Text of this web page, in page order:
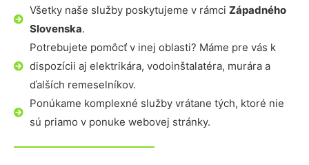
Všetky naše služby poskytujeme v rámci Západného
Slovenska.
Potrebujete pomôcť v inej oblasti? Máme pre vás k
dispozícii aj elektrikára, vodoinštalatéra, murára a
ďalších remeselníkov.
Ponúkame komplexné služby vrátane tých, ktoré nie
sú priamo v ponuke webovej stránky.